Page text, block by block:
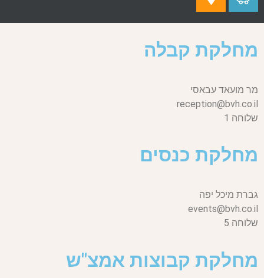
מחלקת קבלה
מר מועאד עבאסי
reception@bvh.co.il
שלוחה 1
מחלקת כנסים
גברת מיכל יפה
events@bvh.co.il
שלוחה 5
מחלקת קבוצות אמצ"ש